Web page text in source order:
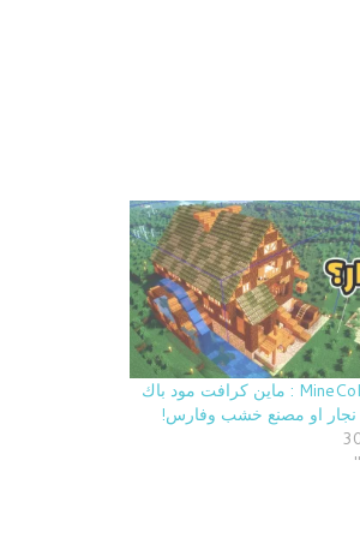
MineColonies #17 : ماين كرافت مود باك
او مصنع خشب وفارس!